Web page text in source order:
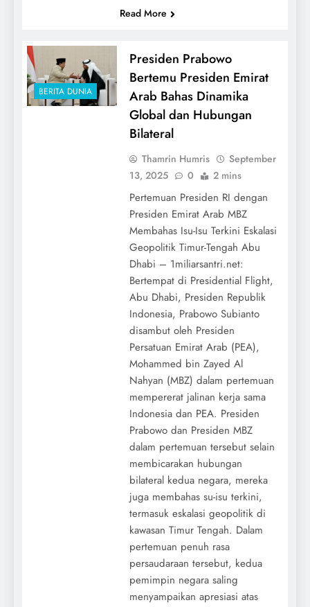
Read More
BERITA DUNIA
Presiden Prabowo
Bertemu Presiden Emirat
Arab Bahas Dinamika
Global dan Hubungan
Bilateral
Thamrin Humris
September
13, 2025
0 2 mins
Pertemuan Presiden RI dengan
Presiden Emirat Arab MBZ
Membahas Isu-Isu Terkini Eskalasi
Geopolitik Timur-Tengah Abu
Dhabi – 1miliarsantri.net:
Bertempat di Presidential Flight,
Abu Dhabi, Presiden Republik
Indonesia, Prabowo Subianto
disambut oleh Presiden
Persatuan Emirat Arab (PEA),
Mohammed bin Zayed Al
Nahyan (MBZ) dalam pertemuan
mempererat jalinan kerja sama
Indonesia dan PEA. Presiden
Prabowo dan Presiden MBZ
dalam pertemuan tersebut selain
membicarakan hubungan
bilateral kedua negara, mereka
juga membahas su-isu terkini,
termasuk eskalasi geopolitik di
kawasan Timur Tengah. Dalam
pertemuan penuh rasa
persaudaraan tersebut, kedua
pemimpin negara saling
menyampaikan apresiasi atas